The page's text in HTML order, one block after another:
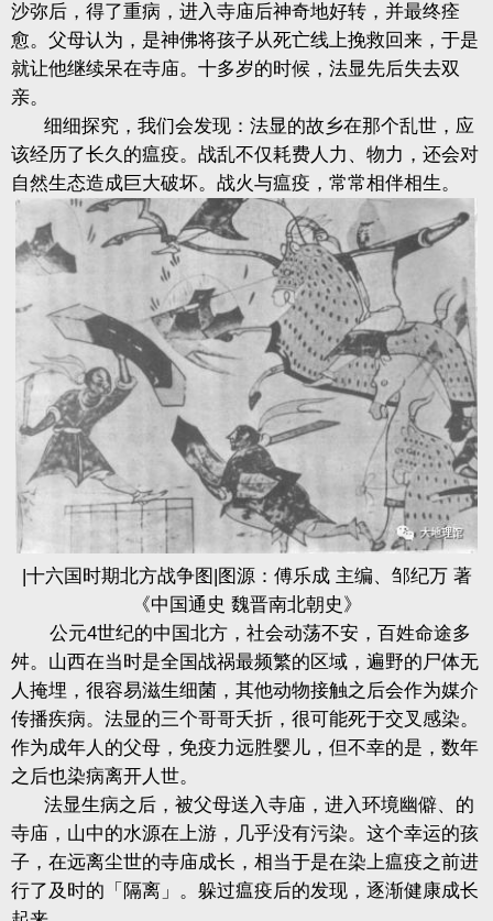
沙弥后，得了重病，进入寺庙后神奇地好转，并最终痊
愈。父母认为，是神佛将孩子从死亡线上挽救回来，于是
就让他继续呆在寺庙。十多岁的时候，法显先后失去双
亲。
细细探究，我们会发现：法显的故乡在那个乱世，应
该经历了长久的瘟疫。战乱不仅耗费人力、物力，还会对
自然生态造成巨大破坏。战火与瘟疫，常常相伴相生。
|十六国时期北方战争图|图源：傅乐成 主编、邹纪万 著
《中国通史 魏晋南北朝史》
公元4世纪的中国北方，社会动荡不安，百姓命途多
舛。山西在当时是全国战祸最频繁的区域，遍野的尸体无
人掩埋，很容易滋生细菌，其他动物接触之后会作为媒介
传播疾病。法显的三个哥哥夭折，很可能死于交叉感染。
作为成年人的父母，免疫力远胜婴儿，但不幸的是，数年
之后也染病离开人世。
法显生病之后，被父母送入寺庙，进入环境幽僻、的
寺庙，山中的水源在上游，几乎没有污染。这个幸运的孩
子，在远离尘世的寺庙成长，相当于是在染上瘟疫之前进
行了及时的「隔离」。躲过瘟疫后的发现，逐渐健康成长